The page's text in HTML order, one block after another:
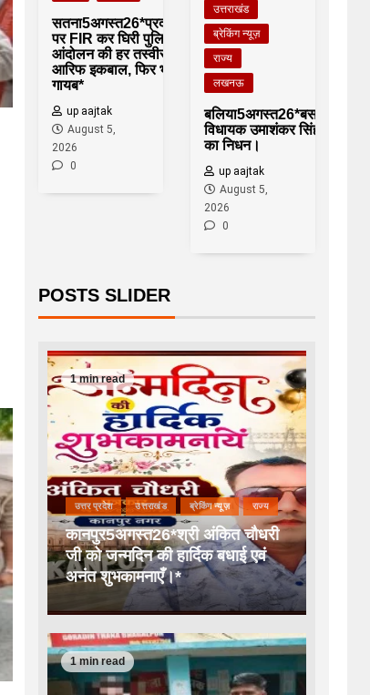
सतना5अगस्त26*प्रदर्शनकारियों
पर FIR कर घिरी पुलिस:
आंदोलन की हर तस्वीर में मोहम्मद
आरिफ इकबाल, फिर भी नाम
गायब*
up aajtak
August 5,
2026
0
उत्तराखंड
ब्रेकिंग न्यूज़
राज्य
लखनऊ
बलिया5अगस्त26*बसपा
विधायक उमाशंकर सिंह
का निधन।
up aajtak
August 5,
2026
0
POSTS SLIDER
1 min read
उत्तर प्रदेश उत्तराखंड ब्रेकिंग न्यूज़ राज्य
कानपुर5अगस्त26*श्री अंकित चौधरी
जी को जन्मदिन की हार्दिक बधाई एवं
अनंत शुभकामनाएँ।*
1 min read